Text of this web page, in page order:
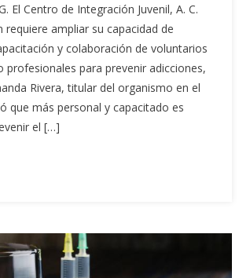
El Centro de Integración Juvenil, A. C.
requiere ampliar su capacidad de
y colaboración de voluntarios
profesionales para prevenir adicciones,
Rivera, titular del organismo en el
que más personal y capacitado es
el […]